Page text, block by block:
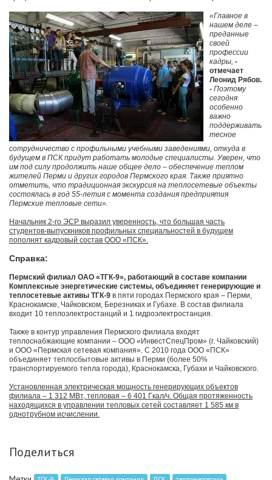
«Главное в
нашем деле –
преданные
своей
профессии
кадры, -
отмечает
Леонид Рябов.
- Поэтому
сегодня
особенно
важно
поддерживать
тесное
сотрудничество с профильными учебными заведениями, откуда в
будущем в ПСК придут работать молодые специалисты. Уверен, что
им под силу продолжить наше общее дело – обеспечение теплом
жителей Перми и других городов Пермского края. Также приятно
отметить, что традиционная экскурсия на теплосетевые объекты
состоялась в год 55-летия с момента создания предприятия
Пермские тепловые сети».
Начальник 2-го ЭСР выразил уверенность, что большая часть
студентов-выпускников профильных специальностей в будущем
пополнят кадровый состав ООО «ПСК».
Справка:
Пермский филиал ОАО «ТГК-9», работающий в составе компании
Комплексные энергетические системы, объединяет генерирующие и
теплосетевые активы ТГК-9 в пяти городах Пермского края – Перми,
Краснокамске, Чайковском, Березниках и Губахе. В состав филиала
входит 10 теплоэлектростанций и 1 гидроэлектростанция.
Также в контур управления Пермского филиала входят
теплоснабжающие компании – ООО «ИнвестСпецПром» (г. Чайковский)
и ООО «Пермская сетевая компания». С 2010 года ООО «ПСК»
объединяет теплосбытовые активы в Перми (более 50%
транспортируемого тепла города), Краснокамска, Губахи и Чайковского.
Установленная электрическая мощность генерирующих объектов
филиала – 1 312 МВт, тепловая – 6 401 Гкал/ч. Общая протяженность
находящихся в управлении тепловых сетей составляет 1 585 км в
однотрубном исчислении.
Поделиться